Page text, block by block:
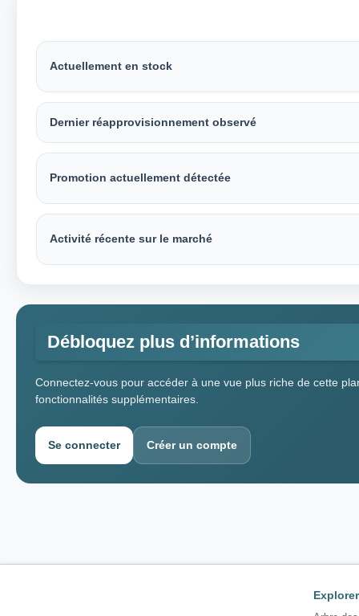
Actuellement en stock
Dernier réapprovisionnement observé
Promotion actuellement détectée
Activité récente sur le marché
Débloquez plus d’informations
Connectez-vous pour accéder à une vue plus riche de cette
fonctionnalités supplémentaires.
Se connecter Créer un compte
Explorer